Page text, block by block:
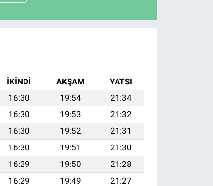
İKINDI AKŞAM
YATSI
16:30 19:54
21:34
16:30 19:53
21:32
16:30 19:52
21:31
16:30 19:51
21:30
16:29 19:50
21:28
16:29 19:49
21:27